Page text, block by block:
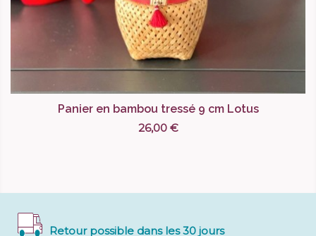
Panier en bambou tressé 9 cm Lotus
26,00 €
Retour possible dans les 30 jours